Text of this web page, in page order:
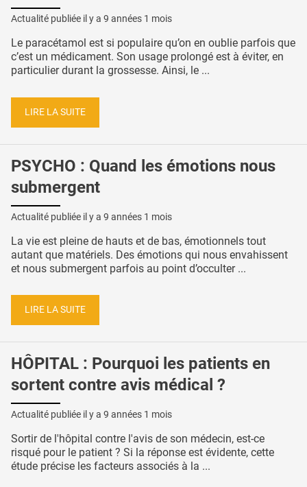
Actualité publiée il y a 9 années 1 mois
Le paracétamol est si populaire qu’on en oublie parfois que
c’est un médicament. Son usage prolongé est à éviter, en
particulier durant la grossesse. Ainsi, le ...
LIRE LA SUITE
PSYCHO : Quand les émotions nous
submergent
Actualité publiée il y a 9 années 1 mois
La vie est pleine de hauts et de bas, émotionnels tout
autant que matériels. Des émotions qui nous envahissent
et nous submergent parfois au point d’occulter ...
LIRE LA SUITE
HÔPITAL : Pourquoi les patients en
sortent contre avis médical ?
Actualité publiée il y a 9 années 1 mois
Sortir de l'hôpital contre l'avis de son médecin, est-ce
risqué pour le patient ? Si la réponse est évidente, cette
étude précise les facteurs associés à la ...